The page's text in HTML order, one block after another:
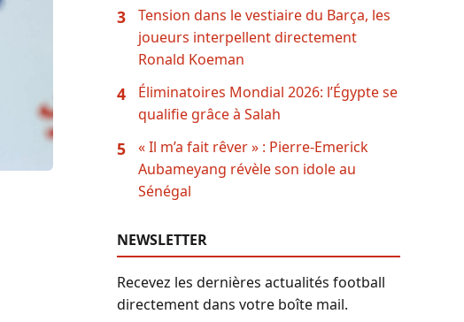
3
Tension dans le vestiaire du Barça, les
joueurs interpellent directement
Ronald Koeman
4
Éliminatoires Mondial 2026: l’Égypte se
qualifie grâce à Salah
5
« Il m’a fait rêver » : Pierre-Emerick
Aubameyang révèle son idole au
Sénégal
NEWSLETTER
Recevez les dernières actualités football
directement dans votre boîte mail.